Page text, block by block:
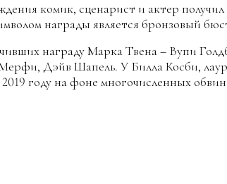
комик, сценарист и актер
награды является бронзовый
награду Марка Твена – Вупи
Дэйв Шапель. У Билла Косби,
году на фоне многочисленных